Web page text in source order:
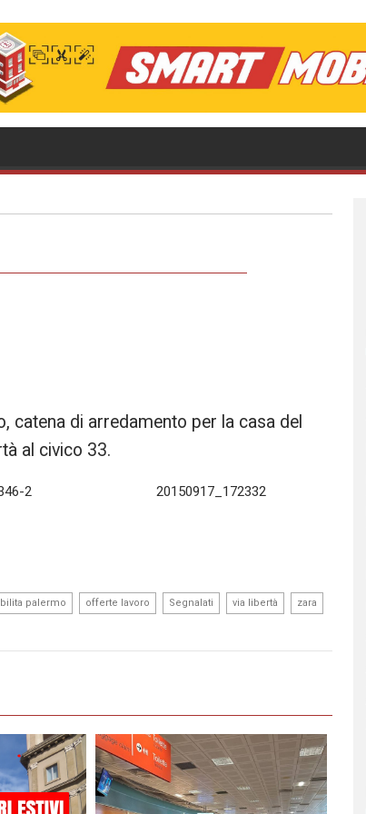
catena di arredamento per la casa del
al civico 33.
2
20150917_172332
palermo offerte lavoro Segnalati via libertà zara